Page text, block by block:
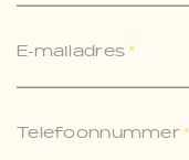
E-mailadres*
Telefoonnummer*